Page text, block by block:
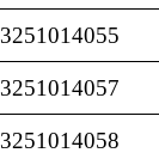
3251014055
3251014057
3251014058